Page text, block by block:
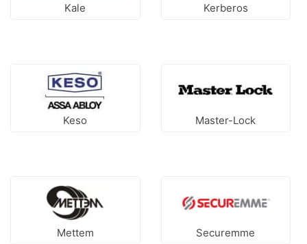
Kale Kerberos
Keso Master-Lock
Mettem Securemme